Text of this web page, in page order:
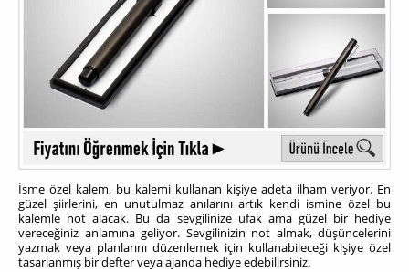
İsme özel kalem, bu kalemi kullanan kişiye adeta ilham veriyor. En
güzel şiirlerini, en unutulmaz anılarını artık kendi ismine özel bu
kalemle not alacak. Bu da sevgilinize ufak ama güzel bir hediye
vereceğiniz anlamına geliyor. Sevgilinizin not almak, düşüncelerini
yazmak veya planlarını düzenlemek için kullanabileceği kişiye özel
tasarlanmış bir defter veya ajanda hediye edebilirsiniz.